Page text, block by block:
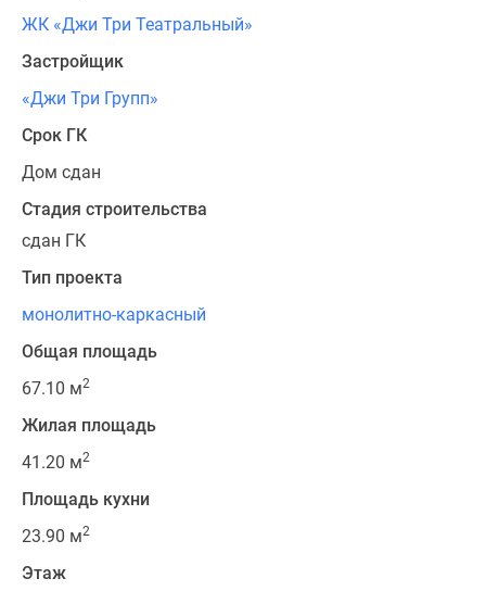
ЖК «Джи Три Театральный»
Застройщик
«Джи Три Групп»
Срок ГК
Дом сдан
Стадия строительства
сдан ГК
Тип проекта
монолитно-каркасный
Общая площадь
67.10 м2
Жилая площадь
41.20 м2
Площадь кухни
23.90 м2
Этаж